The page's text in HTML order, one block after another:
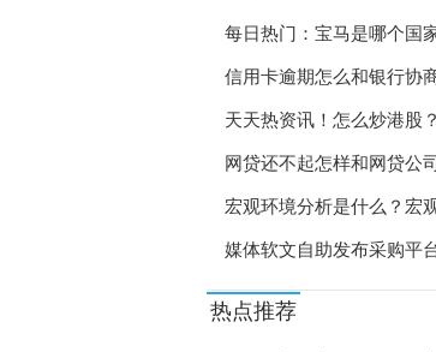
每日热门：宝马是哪个国
信用卡逾期怎么和银行协
天天热资讯！怎么炒港股
网贷还不起怎样和网贷公
宏观环境分析是什么？宏
媒体软文自助发布采购平
热点推荐